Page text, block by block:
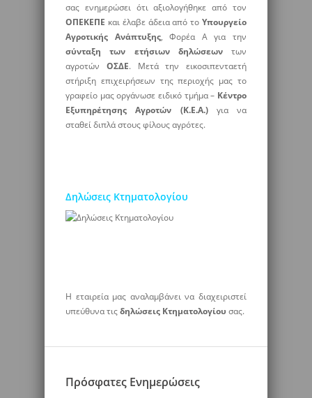
σας ενημερώσει ότι αξιολογήθηκε από τον
ΟΠΕΚΕΠΕ και έλαβε άδεια από το Υπουργείο
Αγροτικής Ανάπτυξης, Φορέα Α για την
σύνταξη των ετήσιων δηλώσεωντων
αγροτών ΟΣΔΕ. Μετά την εικοσιπενταετή
στήριξη επιχειρήσεων της περιοχής μας το
γραφείο μας οργάνωσε ειδικό τμήμα – Κέντρο
Εξυπηρέτησης Αγροτών (Κ.Ε.Α.)για να
σταθεί διπλά στους φίλους αγρότες.
Δηλώσεις Κτηματολογίου
Η εταιρεία μας αναλαμβάνει να διαχειριστεί
υπεύθυνα τιςδηλώσεις Κτηματολογίου σας.
Πρόσφατες Ενημερώσεις